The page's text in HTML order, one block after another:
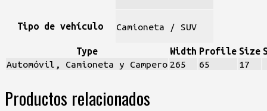
Tipo de vehículo Camioneta / SUV
Type Width Profile Size
Automóvil, Camioneta y Campero 265 65 17
Productos relacionados